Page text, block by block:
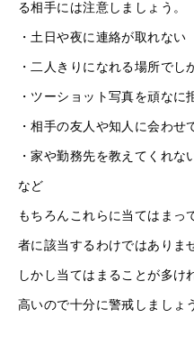
る相手には注意しましょう。
・土日や夜に連絡が取れない
・二人きりになれる場所でし
・ツーショット写真を頑なに
・相手の友人や知人に会わせ
・家や勤務先を教えてくれな
など
もちろんこれらに当てはまっ
者に該当するわけではありま
しかし当てはまることが多け
高いので十分に警戒しましょ